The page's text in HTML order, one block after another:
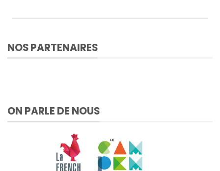
NOS PARTENAIRES
ON PARLE DE NOUS